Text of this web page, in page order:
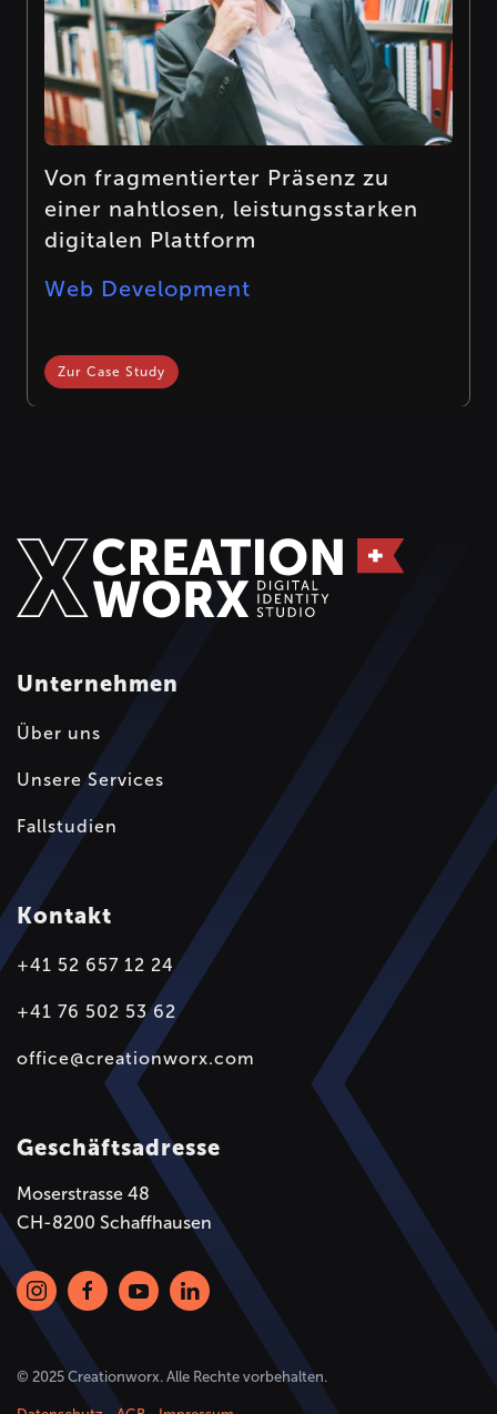
Von fragmentierter Präsenz zu
einer nahtlosen, leistungsstarken
digitalen Plattform
Web Development
Zur Case Study
Unternehmen
Über uns
Unsere Services
Fallstudien
Kontakt
+41 52 657 12 24
+41 76 502 53 62
office@creationworx.com
Geschäftsadresse
Moserstrasse 48
CH-8200 Schaffhausen
© 2025 Creationworx. Alle Rechte vorbehalten.